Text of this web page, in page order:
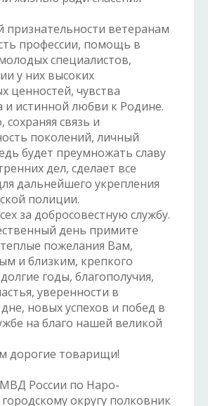
признательности ветеранам
профессии, помощь в
специалистов,
у них высоких
ценностей, чувства
и истинной любви к Родине.
связь и
поколений, личный
будет преумножать славу
дел, сделает все
дальнейшего укрепления
полиции.
за добросовестную службу.
день примите
пожелания Вам,
и близким, крепкого
годы, благополучия,
уверенности в
новых успехов и побед в
на благо нашей великой
дорогие товарищи!
России по Наро-
округу полковник